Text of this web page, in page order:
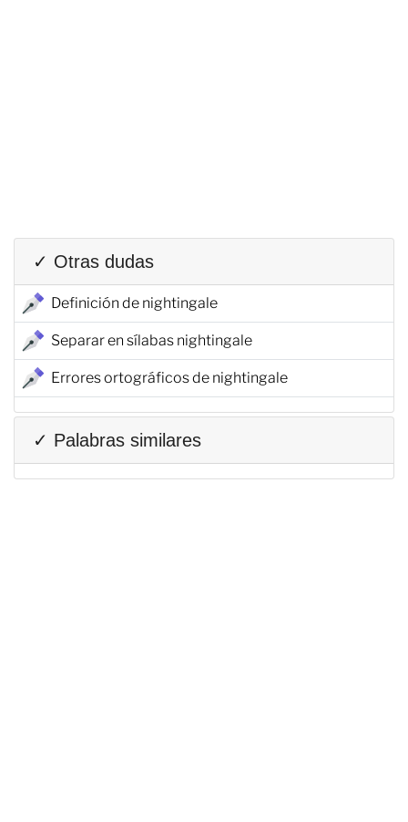
✓ Otras dudas
Definición de nightingale
Separar en sílabas nightingale
Errores ortográficos de nightingale
✓ Palabras similares